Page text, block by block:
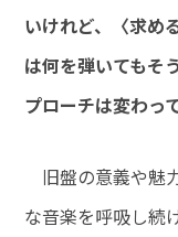
いけれど、〈求め
は何を弾いてもそ
プローチは変わっ
旧盤の意義や魅
な音楽を呼吸し続